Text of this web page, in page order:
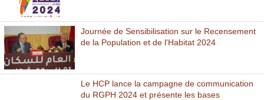
Journée de Sensibilisation sur le Recensement
de la Population et de l'Habitat 2024
Le HCP lance la campagne de communication
du RGPH 2024 et présente les bases